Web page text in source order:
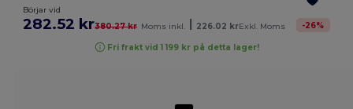
Börjar vid
282.52 kr380.27 kr Moms inkl. 226.02 krExkl. Moms -26%
Fri frakt vid 1 199 kr på detta lager!